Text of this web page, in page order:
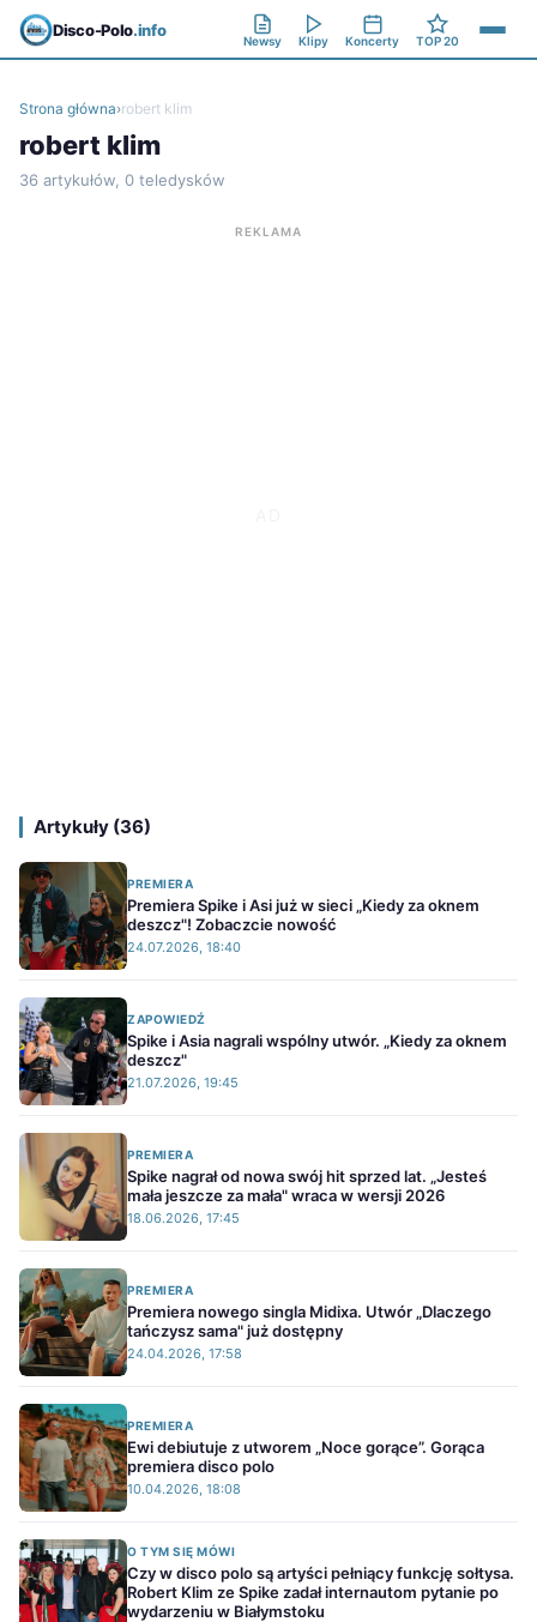
Disco-Polo.info
Newsy Klipy Koncerty TOP 20
Strona główna›robert klim
robert klim
36 artykułów, 0 teledysków
REKLAMA
Artykuły (36)
PREMIERA
Premiera Spike i Asi już w sieci „Kiedy za oknem
deszcz"! Zobaczcie nowość
24.07.2026, 18:40
ZAPOWIEDŹ
Spike i Asia nagrali wspólny utwór. „Kiedy za oknem
deszcz"
21.07.2026, 19:45
PREMIERA
Spike nagrał od nowa swój hit sprzed lat. „Jesteś
mała jeszcze za mała" wraca w wersji 2026
18.06.2026, 17:45
PREMIERA
Premiera nowego singla Midixa. Utwór „Dlaczego
tańczysz sama" już dostępny
24.04.2026, 17:58
PREMIERA
Ewi debiutuje z utworem „Noce gorące”. Gorąca
premiera disco polo
10.04.2026, 18:08
O TYM SIĘ MÓWI
Czy w disco polo są artyści pełniący funkcję sołtysa.
Robert Klim ze Spike zadał internautom pytanie po
wydarzeniu w Białymstoku